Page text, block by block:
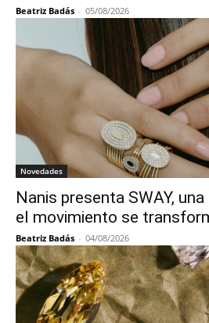
Beatriz Badás - 05/08/2026
Novedades
Nanis presenta SWAY,
el movimiento se
Beatriz Badás - 04/08/2026